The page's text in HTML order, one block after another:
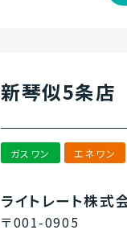
新琴似5条店
ガスワン エネワン
ライトレート株式
〒001-0905